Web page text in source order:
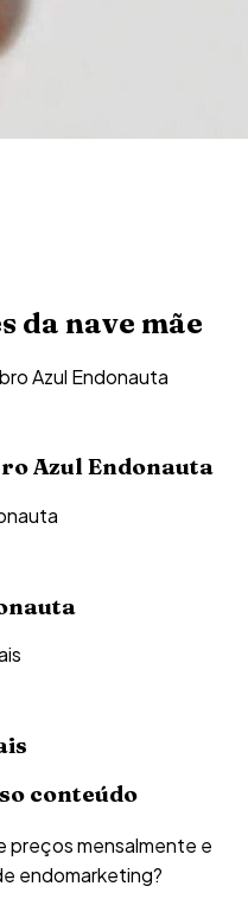
da nave mãe
Azul Endonauta
conteúdo
preços mensalmente e
endomarketing?